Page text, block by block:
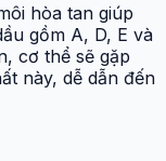
hòa tan giúp
gồm A, D, E và
cơ thể sẽ gặp
này, dễ dẫn đến